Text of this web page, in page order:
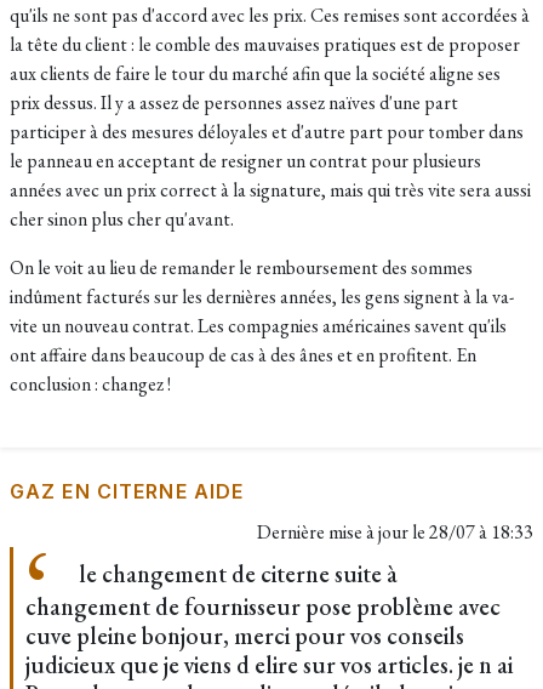
qu'ils ne sont pas d'accord avec les prix. Ces remises sont accordées à
la tête du client : le comble des mauvaises pratiques est de proposer
aux clients de faire le tour du marché afin que la société aligne ses
prix dessus. Il y a assez de personnes assez naïves d'une part
participer à des mesures déloyales et d'autre part pour tomber dans
le panneau en acceptant de resigner un contrat pour plusieurs
années avec un prix correct à la signature, mais qui très vite sera aussi
cher sinon plus cher qu'avant.
On le voit au lieu de remander le remboursement des sommes
indûment facturés sur les dernières années, les gens signent à la va-
vite un nouveau contrat. Les compagnies américaines savent qu'ils
ont affaire dans beaucoup de cas à des ânes et en profitent. En
conclusion : changez !
GAZ EN CITERNE AIDE
Dernière mise à jour le28/07 à 18:33
le changement de citerne suite à
changement de fournisseur pose problème avec
cuve pleine bonjour, merci pour vos conseils
judicieux que je viens d elire sur vos articles. je n ai